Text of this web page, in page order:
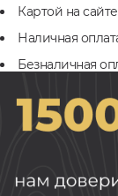
Картой на сайте
Наличная
Безналичная